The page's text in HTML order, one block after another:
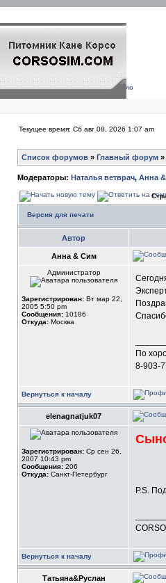
Текущее время: Сб авг 08, 2026 1:07 am
Список форумов » Главный форум »
Модераторы: Наталья ветврач, Анна
Версия для печати
Автор
Анна & Сим
Администратор
Зарегистрирован: Вт мар 22,
2005 5:50 pm
Сообщения: 10186
Откуда: Москва
По
8-903-
Вернуться к началу
elenagnatjuk07
Зарегистрирован: Ср сен 26,
2007 10:43 pm
Сообщения: 206
Откуда: Санкт-Петербург
P.S.
Вернуться к началу
Татьяна&Руслан